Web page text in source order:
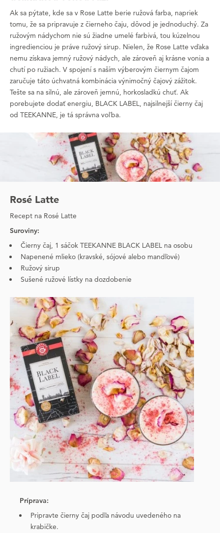
Ak sa pýtate, kde sa v Rose Latte berie ružová farba, napriek
tomu, že sa pripravuje z čierneho čaju, dôvod je jednoduchý. Za
ružovým nádychom nie sú žiadne umelé farbivá, tou kúzelnou
ingredienciou je práve ružový sirup. Nielen, že Rose Latte vďaka
nemu získava jemný ružový nádych, ale zároveň aj krásne vonia a
chutí po ružiach. V spojení s naším výberovým čiernym čajom
zaručuje táto úchvatná kombinácia výnimočný čajový zážitok.
Tešte sa na silnú, ale zároveň jemnú, horkosladkú chuť. Ak
porebujete dodať energiu, BLACK LABEL, najsilnejší čierny čaj
od TEEKANNE, je tá správna voľba.
Rosé Latte
Recept na Rosé Latte
Suroviny​:
Čierny čaj, 1 sáčok TEEKANNE BLACK LABEL na osobu
Napenené mlieko (kravské, sójové alebo mandľové)
Ružový sirup
Sušené ružové lístky na dozdobenie
Príprava:
Pripravte čierny čaj podľa návodu uvedeného na
krabičke.